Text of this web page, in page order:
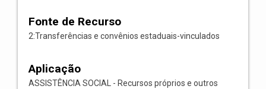
Fonte de Recurso
2:Transferências e convênios estaduais-vinculados
Aplicação
ASSISTÊNCIA SOCIAL - Recursos próprios e outros